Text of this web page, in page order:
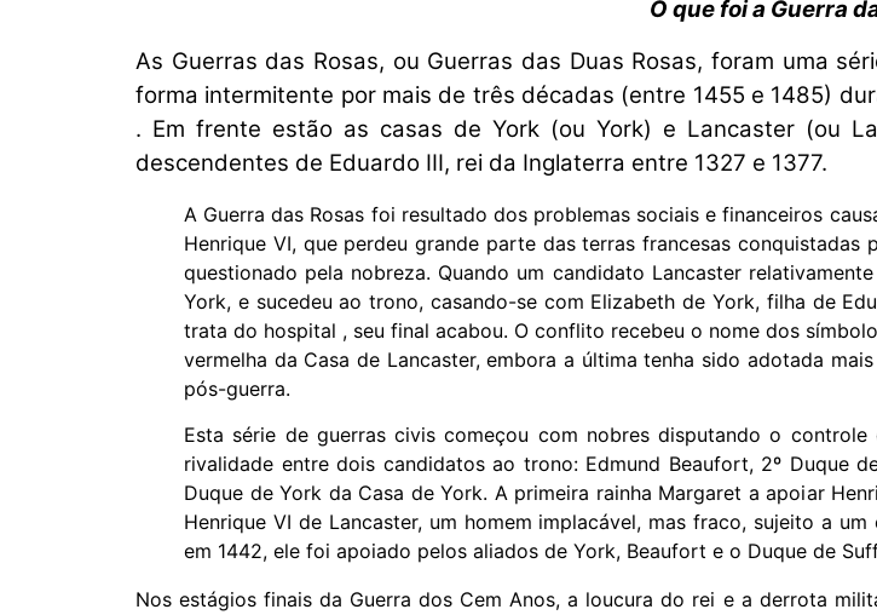
O que foi a Guerra
As Guerras das Rosas, ou Guerras das Duas Rosas, foram uma
forma intermitente por mais de três décadas (entre 1455 e 1485)
. Em frente estão as casas de York (ou York) e Lancaster (ou
descendentes de Eduardo III, rei da Inglaterra entre 1327 e 1377.
A Guerra das Rosas foi resultado dos problemas sociais e financeiros
Henrique VI, que perdeu grande parte das terras francesas
questionado pela nobreza. Quando um candidato Lancaster
York, e sucedeu ao trono, casando-se com Elizabeth de York, filha de
trata do hospital , seu final acabou. O conflito recebeu o nome dos
vermelha da Casa de Lancaster, embora a última tenha sido adotada
pós-guerra.
Esta série de guerras civis começou com nobres disputando o
rivalidade entre dois candidatos ao trono: Edmund Beaufort, 2º Duque
Duque de York da Casa de York. A primeira rainha Margaret a apoiar
Henrique VI de Lancaster, um homem implacável, mas fraco, sujeito a
em 1442, ele foi apoiado pelos aliados de York, Beaufort e o Duque de
Nos estágios finais da Guerra dos Cem Anos, a loucura do rei e a derrota